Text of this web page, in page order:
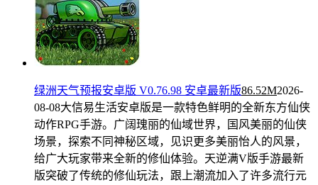
绿洲天气预报安卓版 V0.76.98 安卓最新版86.52M2026-
08-08大信易生活安卓版是一款特色鲜明的全新东方仙侠
动作RPG手游。广阔瑰丽的仙域世界，国风美丽的仙侠
场景，探索不同神秘区域，见识更多美丽怡人的风景，
给广大玩家带来全新的修仙体验。天逆满V版手游最新
版突破了传统的修仙玩法，跟上潮流加入了许多流行元